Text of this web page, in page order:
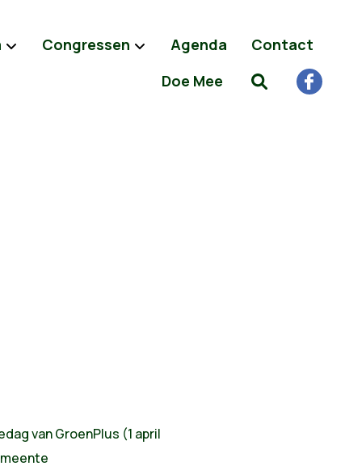
Congressen Agenda
Contact
Doe Mee
van GroenPlus (1 april